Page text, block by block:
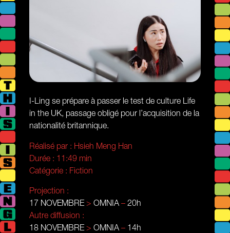
I-Ling se prépare à passer le test de culture Life
in the UK, passage obligé pour l’acquisition de la
nationalité britannique.
Réalisé par : Hsieh Meng Han
Durée : 11:49 min
Catégorie : Fiction
Projection :
17 NOVEMBRE > OMNIA – 20h
Autre diffusion :
18 NOVEMBRE > OMNIA – 14h